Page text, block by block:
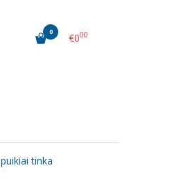
0 €000
tinka